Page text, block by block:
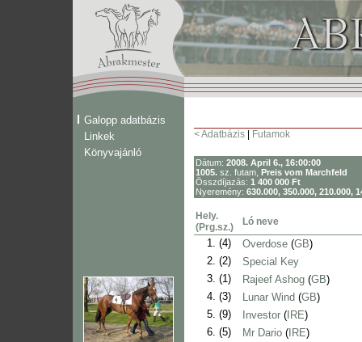
Galopp adatbázis
Linkek
Könyvajánló
< Adatbázis Futamok
Dátum: 2008. April 6., 16:00:00
1005. sz. futam, Preis vom Marchfeld
Összdíjazás: 1 400 000 Ft
Nyeremény: 630.000, 350.000, 210.000,
Hely.
(Prg.sz.)
Ló neve
1. (4) Overdose (GB)
2. (2)
Special Key
3. (1) Rajeef Ashog (GB)
4. (3) Lunar Wind (GB)
5. (9) Investor ( IRE)
6. (5) Mr Dario ( IRE)